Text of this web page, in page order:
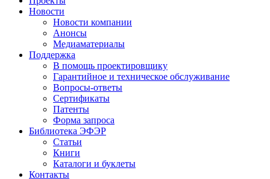
Новости
Новости компании
Анонсы
Медиаматериалы
Поддержка
В помощь проектировщику
Гарантийное и техническое обслуживание
Вопросы-ответы
Сертификаты
Патенты
Форма запроса
Библиотека ЭФЭР
Статьи
Книги
Каталоги и буклеты
Контакты